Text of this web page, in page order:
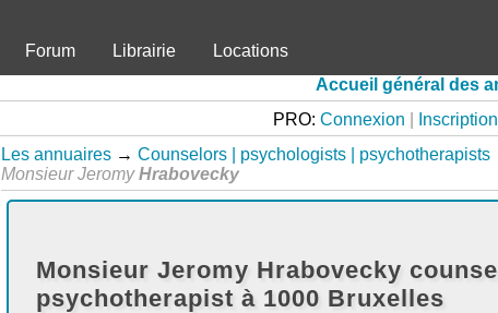
Forum Librairie
Locations
Accueil général des
PRO: Connexion Inscription
Les annuaires → Counselors | psychologists | psychotherapists
Monsieur JeromyHrabovecky
Monsieur Jeromy Hrabovecky
psychotherapist à 1000 Bruxelles